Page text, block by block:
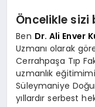
Öncelikle sizi
Ben Dr. Ali Enver
Uzmanı olarak
Cerrahpaşa Tıp
uzmanlık
Süleymaniye
yıllardır serbest